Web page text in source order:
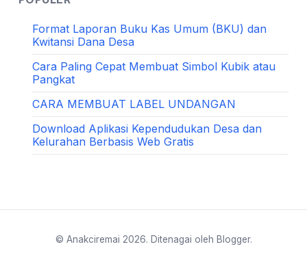
Format Laporan Buku Kas Umum (BKU) dan
Kwitansi Dana Desa
Cara Paling Cepat Membuat Simbol Kubik atau
Pangkat
CARA MEMBUAT LABEL UNDANGAN
Download Aplikasi Kependudukan Desa dan
Kelurahan Berbasis Web Gratis
© Anakciremai 2026. Ditenagai oleh Blogger.